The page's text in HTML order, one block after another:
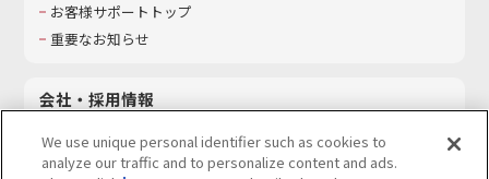
お客様サポートトップ
重要なお知らせ
会社・採用情報
採用情報
We use unique personal identifier such as cookies to
analyze our traffic and to personalize content and ads.